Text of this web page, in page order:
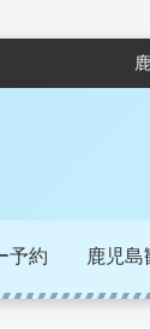
予約 鹿児島